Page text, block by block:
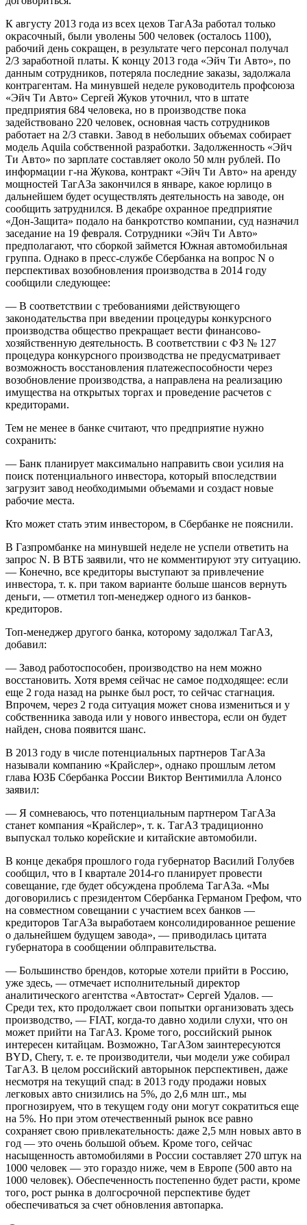
К августу 2013 года из всех цехов ТагАЗа работал только
окрасочный, были уволены 500 человек (осталось 1100),
рабочий день сокращен, в результате чего персонал получал
2/3 заработной платы. К концу 2013 года «Эйч Ти Авто», по
данным сотрудников, потеряла последние заказы, задолжала
контрагентам. На минувшей неделе руководитель профсоюза
«Эйч Ти Авто» Сергей Жуков уточнил, что в штате
предприятия 684 человека, но в производстве пока
задействовано 220 человек, основная часть сотрудников
работает на 2/3 ставки. Завод в небольших объемах собирает
модель Aquilа собственной разработки. Задолженность «Эйч
Ти Авто» по зарплате составляет около 50 млн рублей. По
информации г-на Жукова, контракт «Эйч Ти Авто» на аренду
мощностей ТагАЗа закончился в январе, какое юрлицо в
дальнейшем будет осуществлять деятельность на заводе, он
сообщить затруднился. В декабре охранное предприятие
«Дон-Защита» подало на банкротство компании, суд назначил
заседание на 19 февраля. Сотрудники «Эйч Ти Авто»
предполагают, что сборкой займется Южная автомобильная
группа. Однако в пресс-службе Сбербанка на вопрос N о
перспективах возобновления производства в 2014 году
сообщили следующее:
— В соответствии с требованиями действующего
законодательства при введении процедуры конкурсного
производства общество прекращает вести финансово-
хозяйственную деятельность. В соответствии с ФЗ № 127
процедура конкурсного производства не предусматривает
возможность восстановления платежеспособности через
возобновление производства, а направлена на реализацию
имущества на открытых торгах и проведение расчетов с
кредиторами.
Тем не менее в банке считают, что предприятие нужно
сохранить:
— Банк планирует максимально направить свои усилия на
поиск потенциального инвес­тора, который впоследствии
загрузит завод необходимыми объемами и создаст новые
рабочие места.
Кто может стать этим инвестором, в Сбербанке не пояснили.
В Газпромбанке на минувшей неделе не успели ответить на
запрос N. В ВТБ заявили, что не комментируют эту ситуацию.
— Конечно, все кредиторы выступают за привлечение
инвестора, т. к. при таком варианте больше шансов вернуть
деньги, — отметил топ-менеджер одного из банков-
кредиторов.
Топ-менеджер другого банка, которому задолжал ТагАЗ,
добавил:
— Завод работоспособен, производство на нем можно
восстановить. Хотя время сейчас не самое подходящее: если
еще 2 года назад на рынке был рост, то сейчас стагнация.
Впрочем, через 2 года ситуация может снова измениться и у
собственника завода или у нового инвестора, если он будет
найден, снова появится шанс.
В 2013 году в числе потенциальных парт­неров ТагАЗа
называли компанию «Крайслер», однако прошлым летом
глава ЮЗБ Сбербанка России Виктор Вентимилла Алонсо
заявил:
— Я сомневаюсь, что потенциальным парт­нером ТагАЗа
станет компания «Крайслер», т. к. ТагАЗ традиционно
выпускал только корейские и китайские автомобили.
В конце декабря прошлого года губернатор Василий Голубев
сообщил, что в I квартале 2014-го планирует провести
совещание, где будет обсуждена проблема ТагАЗа. «Мы
договорились с президентом Сбербанка Германом Грефом, что
на совместном совещании с учас­тием всех банков —
кредиторов ТагАЗа выработаем консолидированное решение
о дальнейшем будущем завода», — приводилась цитата
губернатора в сообщении облправительства.
— Большинство брендов, которые хотели прийти в Россию,
уже здесь, — отмечает исполнительный директор
аналитического агентства «Автостат» Сергей Удалов. —
Среди тех, кто продолжает свои попытки организовать здесь
производство, — FIAT, когда-то давно ходили слухи, что он
может прийти на ТагАЗ. Кроме того, российский рынок
интересен китайцам. Возможно, ТагАЗом заинтересуются
BYD, Chery, т. е. те производители, чьи модели уже собирал
ТагАЗ. В целом российский авторынок перспективен, даже
несмотря на текущий спад: в 2013 году продажи новых
легковых авто снизились на 5%, до 2,6 млн шт., мы
прогнозируем, что в текущем году они могут сократиться еще
на 5%. Но при этом отечественный рынок все равно
сохраняет свою привлекательность: даже 2,5 млн новых авто в
год — это очень большой объем. Кроме того, сейчас
насыщенность автомобилями в России составляет 270 штук на
1000 человек — это гораздо ниже, чем в Европе (500 авто на
1000 человек). Обеспеченность постепенно будет расти, кроме
того, рост рынка в долгосрочной перспективе будет
обеспечиваться за счет обновления автопарка.